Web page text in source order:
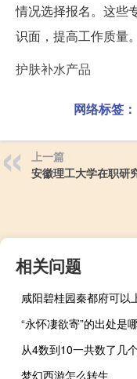
情况选择报名。这些
识面，提高工作质量。
护肤补水产品
网络标签：
上一篇
安徽理工大学在职研
相关问题
“永怀凄欲寄”的出处是
从4数到10一共数了几
梦幻西游怎么转生